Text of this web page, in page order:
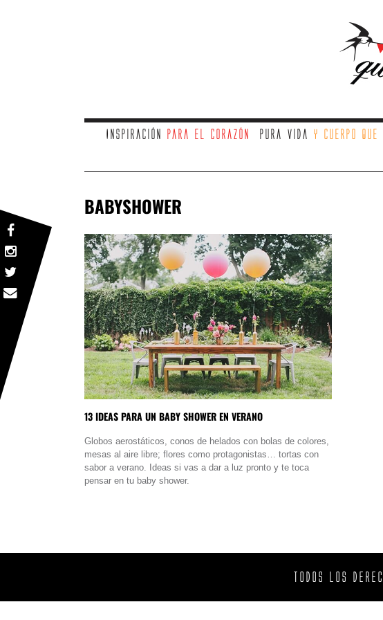
Inspiración para el corazón Pura vida y cuerpo
BABYSHOWER
13 IDEAS PARA UN BABY SHOWER EN VERANO
Globos aerostáticos, conos de helados con bolas de colores,
mesas al aire libre; flores como protagonistas… tortas con
sabor a verano. Ideas si vas a dar a luz pronto y te toca
pensar en tu baby shower.
TODOS LOS